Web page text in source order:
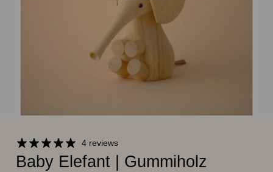
4 reviews
Baby Elefant | Gummiholz